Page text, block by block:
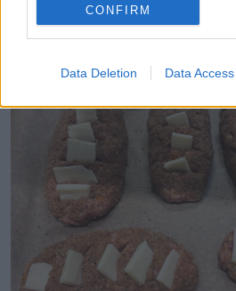
CONFIRM
Data Deletion Data Access
saliek mazus siera gabaliņus.